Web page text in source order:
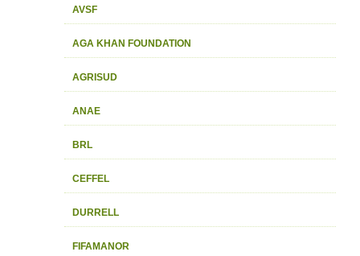
AVSF
AGA KHAN FOUNDATION
AGRISUD
ANAE
BRL
CEFFEL
DURRELL
FIFAMANOR